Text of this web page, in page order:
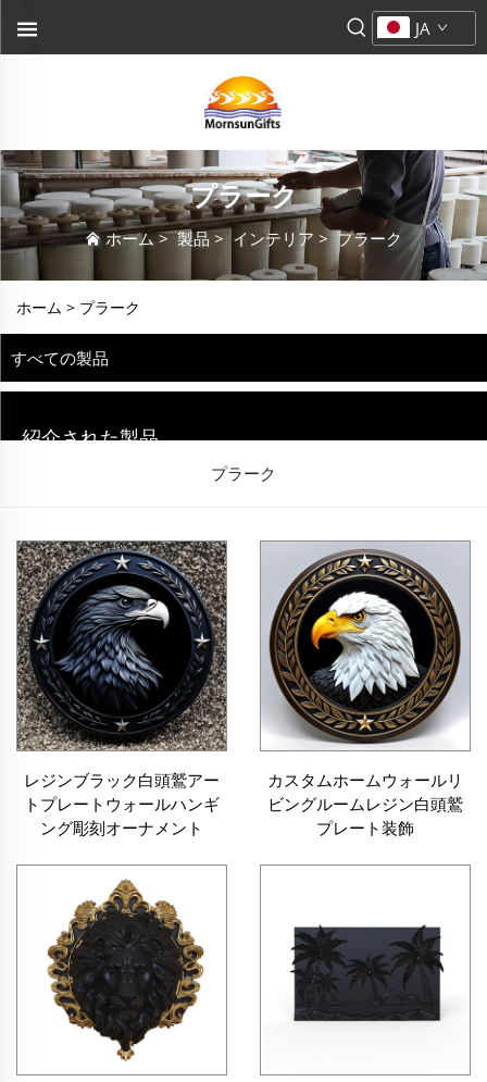
JA
プラーク
ホーム>製品 > インテリア > プラーク
ホーム > プラーク
すべての製品
紹介された製品
プラーク
レジンブラック白頭鷲アー
トプレートウォールハンギ
ング彫刻オーナメント
カスタムホームウォールリ
ビングルームレジン白頭鷲
プレート装飾